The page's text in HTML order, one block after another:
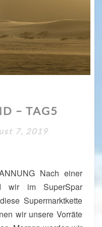
– TAG5
7, 2019
Nach einer
wir im SuperSpar
Supermarktkette
wir unsere Vorräte